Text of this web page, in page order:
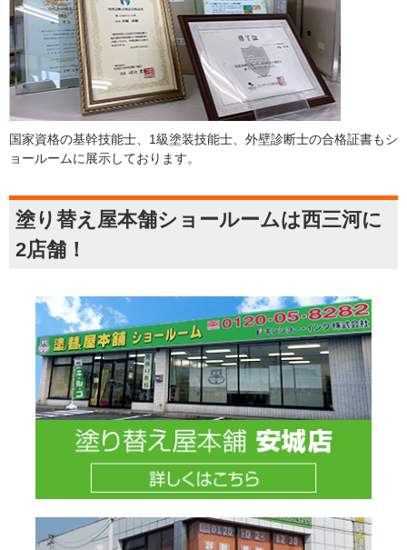
国家資格の基幹技能士、1級塗装技能士、外壁診断士の合格証書もシ
ョールームに展示しております。
塗り替え屋本舗ショールームは西三河に
2店舗！